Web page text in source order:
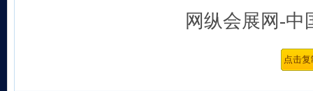
网纵会展网-中